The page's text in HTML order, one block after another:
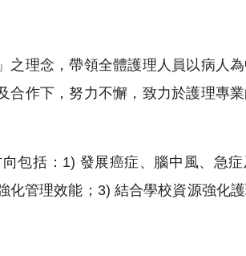
理念，帶領全體護理人員以病人為
作下，努力不懈，致力於護理專
包括：1) 發展癌症、腦中風、急
管理效能；3) 結合學校資源強化護